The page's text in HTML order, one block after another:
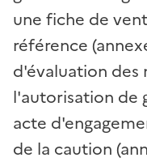
une fiche de
référence
d'évaluation des
l'autorisation de
acte
de la caution